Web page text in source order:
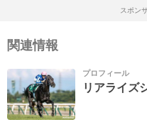
スポン
関連情報
プロフィール
リアライズ